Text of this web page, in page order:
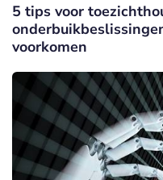
5 tips voor
voorkomen